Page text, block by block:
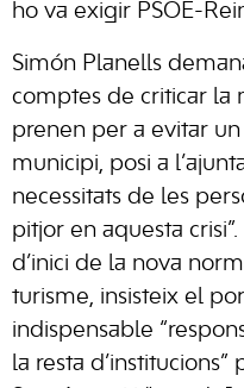
ho va exigir PSOE-
Simón Planells
comptes de criticar la
prenen per a evitar
municipi, posi a
necessitats de les
pitjor en aquesta
d’inici de la nova
turisme, insisteix el
indispensable
la resta